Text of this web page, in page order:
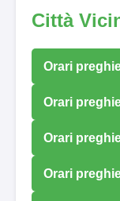
Città
Orari
Orari
Orari
Orari